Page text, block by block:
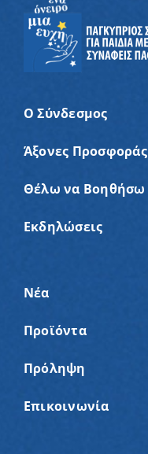
Ο Σύνδεσμος
Άξονες Προσφοράς
Θέλω να Βοηθήσω
Εκδηλώσεις
Νέα
Προϊόντα
Πρόληψη
Επικοινωνία